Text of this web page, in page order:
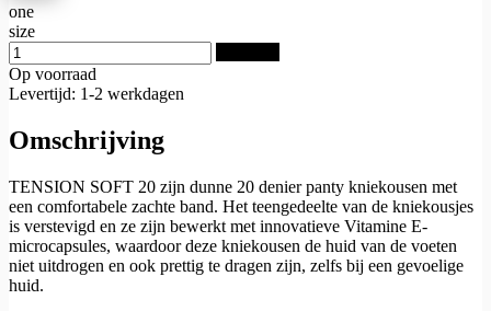
one
size
Op voorraad
Levertijd: 1-2 werkdagen
Omschrijving
TENSION SOFT 20 zijn dunne 20 denier panty kniekousen met
een comfortabele zachte band. Het teengedeelte van de kniekousjes
is verstevigd en ze zijn bewerkt met innovatieve Vitamine E-
microcapsules, waardoor deze kniekousen de huid van de voeten
niet uitdrogen en ook prettig te dragen zijn, zelfs bij een gevoelige
huid.